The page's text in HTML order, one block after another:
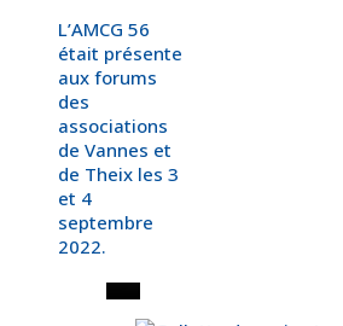
L’AMCG 56
était présente
aux forums
des
associations
de Vannes et
de Theix les 3
et 4
septembre
2022.